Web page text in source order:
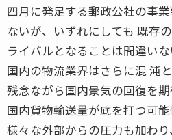
四月に発足する郵政公社の事
ないが、いずれにしても 既存
ライバルとなることは間違いな
国内の物流業界はさらに混 沌
残念ながら国内景気の回復を期
国内貨物輸送量が底を打つ可能
様々な外部からの圧力も加わ